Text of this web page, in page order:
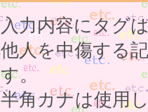
入力内容にタグ
他人を中傷する
す。
半角カナは使用